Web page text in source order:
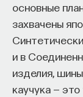
основные
захвачены
и в
изделия,
каучука —
желающих
Тех, кто
работы в
Чаще всего
их
Большинство